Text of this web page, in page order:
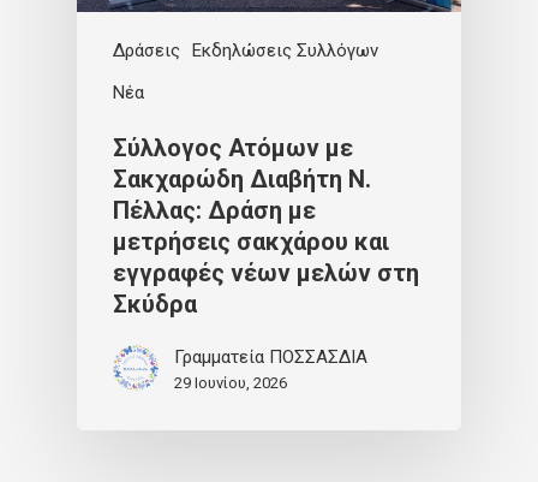
Δράσεις
Εκδηλώσεις Συλλόγων
Νέα
Σύλλογος Ατόμων με
Σακχαρώδη Διαβήτη Ν.
Πέλλας: Δράση με
μετρήσεις σακχάρου και
εγγραφές νέων μελών στη
Σκύδρα
Γραμματεία ΠΟΣΣΑΣΔΙΑ
29 Ιουνίου, 2026